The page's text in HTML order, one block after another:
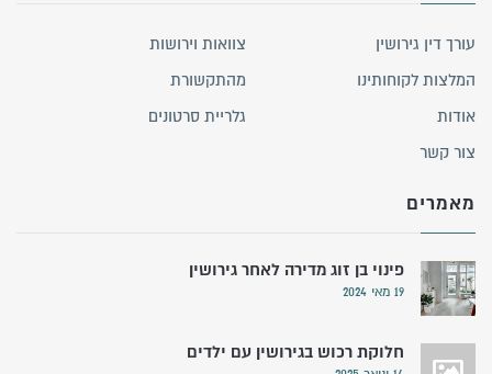
עורך דין גירושין
צוואות וירושות
המלצות לקוחותינו
מהתקשורת
אודות
גלריית סרטונים
צור קשר
מאמרים
פינוי בן זוג מדירה לאחר גירושין
19 מאי 2024
חלוקת רכוש בגירושין עם ילדים